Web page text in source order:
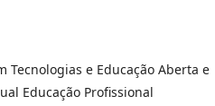
Tecnologias e Educação Aberta e
Educação Profissional